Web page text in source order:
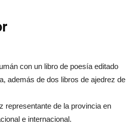
con un libro de poesía editado
además de dos libros de ajedrez de
representante de la provincia en
e internacional.